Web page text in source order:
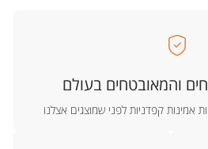
והמאובטחים בעולם
אמינות קפדניות לפני שמוצגים אצלנו